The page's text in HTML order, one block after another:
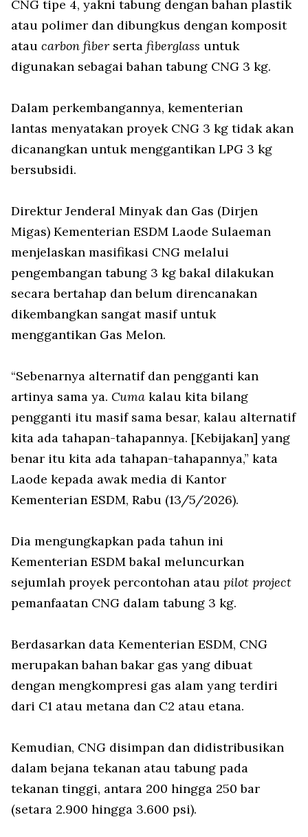
CNG tipe 4, yakni tabung dengan bahan plastik
atau polimer dan dibungkus dengan komposit
atau carbon fiber serta fiberglass untuk
digunakan sebagai bahan tabung CNG 3 kg.
Dalam perkembangannya, kementerian
lantas menyatakan proyek CNG 3 kg tidak akan
dicanangkan untuk menggantikan LPG 3 kg
bersubsidi.
Direktur Jenderal Minyak dan Gas (Dirjen
Migas) Kementerian ESDM Laode Sulaeman
menjelaskan masifikasi CNG melalui
pengembangan tabung 3 kg bakal dilakukan
secara bertahap dan belum direncanakan
dikembangkan sangat masif untuk
menggantikan Gas Melon.
“Sebenarnya alternatif dan pengganti kan
artinya sama ya. Cuma kalau kita bilang
pengganti itu masif sama besar, kalau alternatif
kita ada tahapan-tahapannya. [Kebijakan] yang
benar itu kita ada tahapan-tahapannya,” kata
Laode kepada awak media di Kantor
Kementerian ESDM, Rabu (13/5/2026).
Dia mengungkapkan pada tahun ini
Kementerian ESDM bakal meluncurkan
sejumlah proyek percontohan atau pilot project
pemanfaatan CNG dalam tabung 3 kg.
Berdasarkan data Kementerian ESDM, CNG
merupakan bahan bakar gas yang dibuat
dengan mengkompresi gas alam yang terdiri
dari C1 atau metana dan C2 atau etana.
Kemudian, CNG disimpan dan didistribusikan
dalam bejana tekanan atau tabung pada
tekanan tinggi, antara 200 hingga 250 bar
(setara 2.900 hingga 3.600 psi).